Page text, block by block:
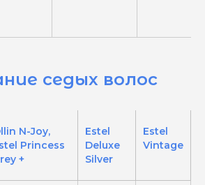
седых волос
N-Joy,
Princess
+
Estel
Deluxe
Silver
Estel
Vintage